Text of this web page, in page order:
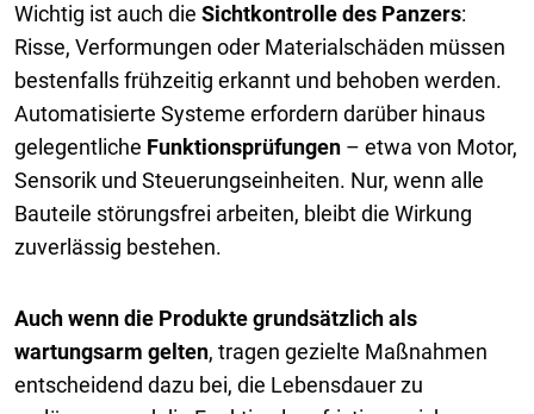
Wichtig ist auch die Sichtkontrolle des Panzers:
Risse, Verformungen oder Materialschäden müssen
bestenfalls frühzeitig erkannt und behoben werden.
Automatisierte Systeme erfordern darüber hinaus
gelegentliche Funktionsprüfungen – etwa von Motor,
Sensorik und Steuerungseinheiten. Nur, wenn alle
Bauteile störungsfrei arbeiten, bleibt die Wirkung
zuverlässig bestehen.
Auch wenn die Produkte grundsätzlich als
wartungsarm gelten, tragen gezielte Maßnahmen
entscheidend dazu bei, die Lebensdauer zu